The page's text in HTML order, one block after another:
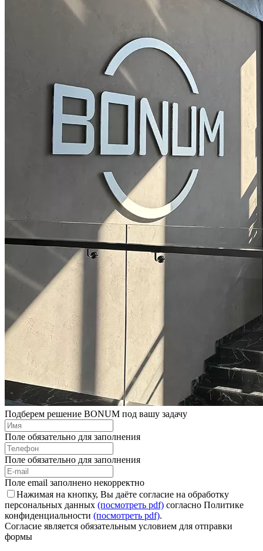
Подберем решение BONUM под вашу задачу
Поле обязательно для заполнения
Поле обязательно для заполнения
Поле email заполнено некорректно
Нажимая на кнопку, Вы даёте согласие на обработку
персональных данных (посмотреть pdf) согласно Политике
конфиденциальности (посмотреть pdf).
Согласие является обязательным условием для отправки
формы